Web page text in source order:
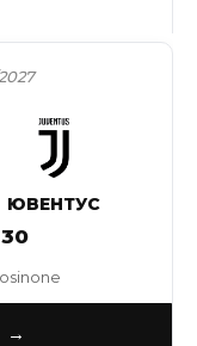
ЮВЕНТУС